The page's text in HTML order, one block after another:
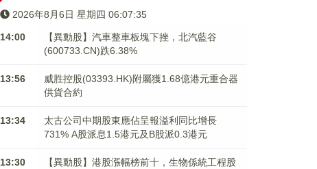
2026年8月6日 星期四 06:07:35
14:00
【異動股】汽車整車板塊下挫，北汽藍谷
(600733.CN)跌6.38%
13:56
威胜控股(03393.HK)附屬獲1.68億港元重合器
供貨合約
13:34
太古公司中期股東應佔呈報溢利同比增長
731% A股派息1.5港元及B股派0.3港元
13:30
【異動股】港股漲幅榜前十，生物係統工程股